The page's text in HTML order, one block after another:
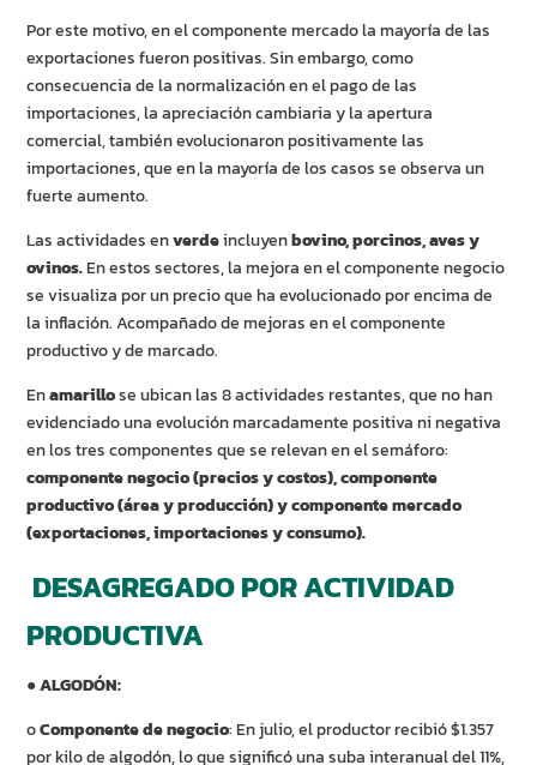
Por este motivo, en el componente mercado la mayoría de las
exportaciones fueron positivas. Sin embargo, como
consecuencia de la normalización en el pago de las
importaciones, la apreciación cambiaria y la apertura
comercial, también evolucionaron positivamente las
importaciones, que en la mayoría de los casos se observa un
fuerte aumento.
Las actividades enverdeincluyenbovino, porcinos, aves y
ovinos.En estos sectores, la mejora en el componente negocio
se visualiza por un precio que ha evolucionado por encima de
la inflación. Acompañado de mejoras en el componente
productivo y de marcado.
Enamarillose ubican las 8 actividades restantes, que no han
evidenciado una evolución marcadamente positiva ni negativa
en los tres componentes que se relevan en el semáforo:
componente negocio (precios y costos), componente
productivo (área y producción) y componente mercado
(exportaciones, importaciones y consumo).
DESAGREGADO POR ACTIVIDAD
PRODUCTIVA
●ALGODÓN:
oComponente de negocio: En julio, el productor recibió $1.357
por kilo de algodón, lo que significó una suba interanual del 11%,